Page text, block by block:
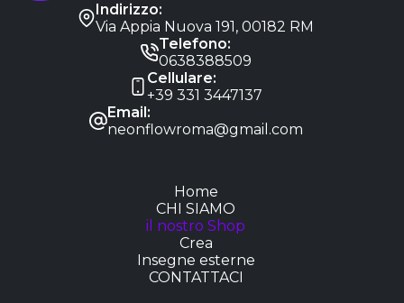
Indirizzo:
Via Appia Nuova 191, 00182 RM
Telefono:
0638388509
Cellulare:
+39 331 3447137
Email:
neonflowroma@gmail.com
Home
CHI SIAMO
il nostro Shop
Crea
Insegne esterne
CONTATTACI